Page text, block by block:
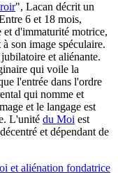
", Lacan décrit un
6 et 18 mois,
et d'immaturité motrice,
son image spéculaire.
et aliénante.
qui voile la
l'entrée dans l'ordre
qui nomme et
et le langage est
L'unité du Moi est
et dépendant de
et aliénation fondatrice